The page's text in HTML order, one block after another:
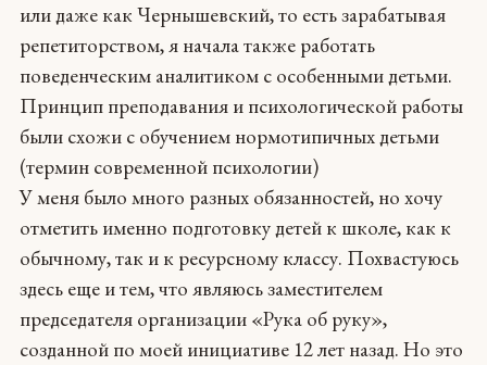
или даже как Чернышевский, то есть зарабатывая
репетиторством, я начала также работать
поведенческим аналитиком с особенными детьми.
Принцип преподавания и психологической работы
были схожи c обучением нормотипичных детьми
(термин современной психологии)
У меня было много разных обязанностей, но хочу
отметить именно подготовку детей к школе, как к
обычному, так и к ресурсному классу. Похвастуюсь
здесь еще и тем, что являюсь заместителем
председателя организации «Рука об руку»,
созданной по моей инициативе 12 лет назад. Но это